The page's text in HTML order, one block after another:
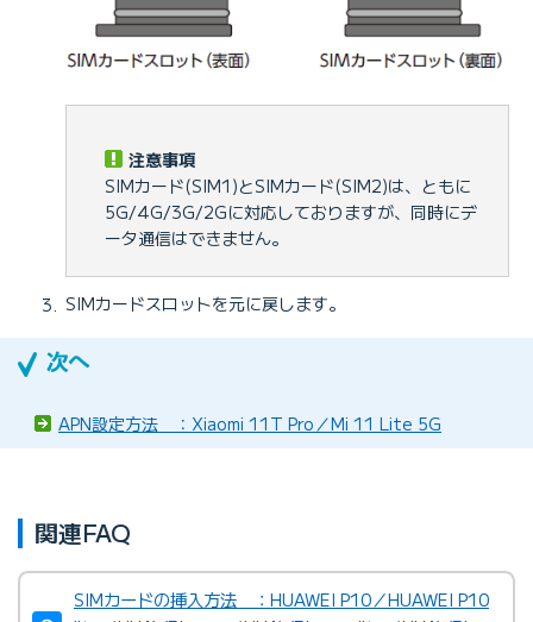
注意事項
SIMカード(SIM1)とSIMカード(SIM2)は、ともに
5G/4G/3G/2Gに対応しておりますが、同時にデ
ータ通信はできません。
SIMカードスロットを元に戻します。
APN設定方法 ：Xiaomi 11T Pro／Mi 11 Lite 5G
関連FAQ
SIMカードの挿入方法 ：HUAWEI P10／HUAWEI P10